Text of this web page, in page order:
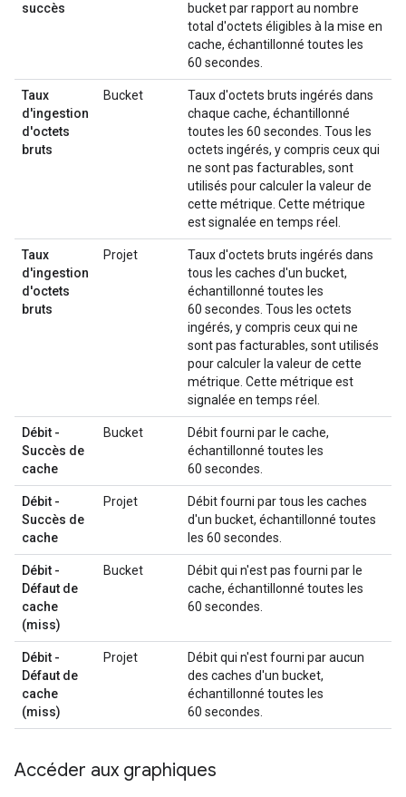
succès
bucket par rapport au nombre
total d'octets éligibles à la mise en
cache, échantillonné toutes les
60 secondes.
Taux
d'ingestion
d'octets
bruts
Bucket
Taux d'octets bruts ingérés dans
chaque cache, échantillonné
toutes les 60 secondes. Tous les
octets ingérés, y compris ceux qui
ne sont pas facturables, sont
utilisés pour calculer la valeur de
cette métrique. Cette métrique
est signalée en temps réel.
Taux
d'ingestion
d'octets
bruts
Projet
Taux d'octets bruts ingérés dans
tous les caches d'un bucket,
échantillonné toutes les
60 secondes. Tous les octets
ingérés, y compris ceux qui ne
sont pas facturables, sont utilisés
pour calculer la valeur de cette
métrique. Cette métrique est
signalée en temps réel.
Débit -
Succès de
cache
Bucket
Débit fourni par le cache,
échantillonné toutes les
60 secondes.
Débit -
Succès de
cache
Projet
Débit fourni par tous les caches
d'un bucket, échantillonné toutes
les 60 secondes.
Débit -
Défaut de
cache
(miss)
Bucket
Débit qui n'est pas fourni par le
cache, échantillonné toutes les
60 secondes.
Débit -
Défaut de
cache
(miss)
Projet
Débit qui n'est fourni par aucun
des caches d'un bucket,
échantillonné toutes les
60 secondes.
Accéder aux graphiques